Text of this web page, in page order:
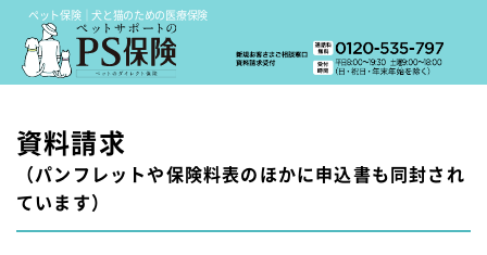
ペット保険｜犬と猫のための医療保険
資料請求
（パンフレットや保険料表のほかに申込書も同封され
ています）